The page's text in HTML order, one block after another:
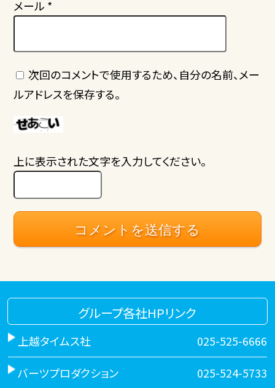
メール *
次回のコメントで使用するため、自分の名前、メー
ルアドレスを保存する。
上に表示された文字を入力してください。
グループ各社HPリンク
上越タイムス社 025-525-6666
バーツプロダクション 025-524-5733